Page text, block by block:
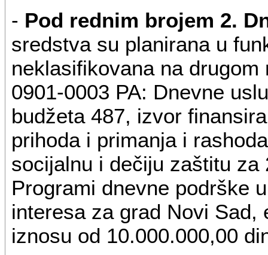
- Pod rednim brojem 2.
sredstva su planirana u
neklasifikovana na
0901-0003 PA: Dnevne
budžeta 487, izvor
prihoda i primanja i
socijalnu i dečiju zaštitu
Programi dnevne podrške
interesa za grad Novi
iznosu od 10.000.000,00